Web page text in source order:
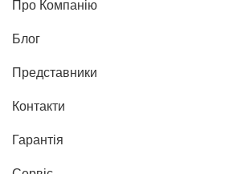
Про Компанію
Блог
Представники
Контакти
Гарантія